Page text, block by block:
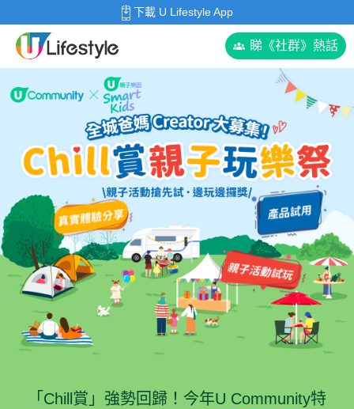
下載 U Lifestyle App
睇《社群》熱話
「Chill賞」強勢回歸！今年U Community特